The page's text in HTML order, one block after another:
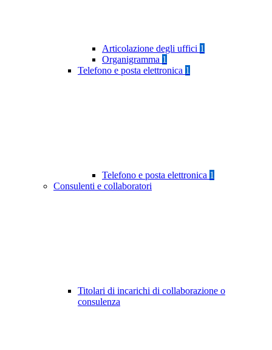
Articolazione degli uffici 1
Organigramma 1
Telefono e posta elettronica 1
Telefono e posta elettronica 1
Consulenti e collaboratori
Titolari di incarichi di collaborazione o
consulenza